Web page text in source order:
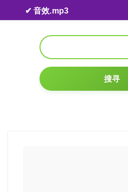
Skip to content
✔ 音效.mp3
搜寻